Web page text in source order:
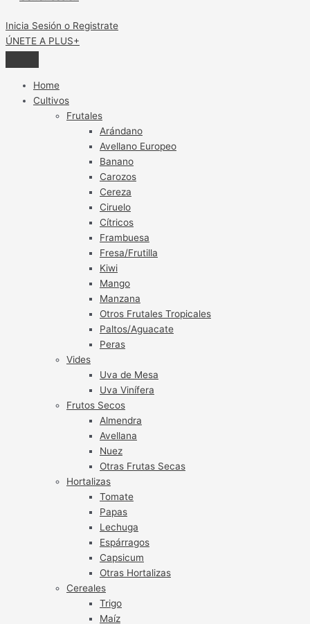
Inicia Sesión o Registrate
ÚNETE A PLUS+
Home
Cultivos
Frutales
Arándano
Avellano Europeo
Banano
Carozos
Cereza
Ciruelo
Cítricos
Frambuesa
Fresa/Frutilla
Kiwi
Mango
Manzana
Otros Frutales Tropicales
Paltos/Aguacate
Peras
Vides
Uva de Mesa
Uva Vinífera
Frutos Secos
Almendra
Avellana
Nuez
Otras Frutas Secas
Hortalizas
Tomate
Papas
Lechuga
Espárragos
Capsicum
Otras Hortalizas
Cereales
Trigo
Maíz